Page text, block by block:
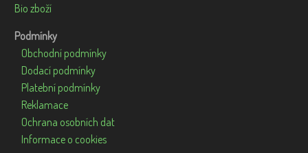
Bio zboží
Podmínky
Obchodní podmínky
Dodací podmínky
Platební podmínky
Reklamace
Ochrana osobních dat
Informace o cookies